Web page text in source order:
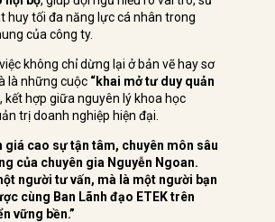
huy tối đa năng lực cá nhân trong
của công ty.
không chỉ dừng lại ở bản vẽ hay sơ
là những cuộc “khai mở tư duy quản
, kết hợp giữa nguyên lý khoa học
trị doanh nghiệp hiện đại.
giá cao sự tận tâm, chuyên môn sâu
của chuyên gia Nguyễn Ngoan.
người tư vấn, mà là một người bạn
cùng Ban Lãnh đạo ETEK trên
vững bền.”